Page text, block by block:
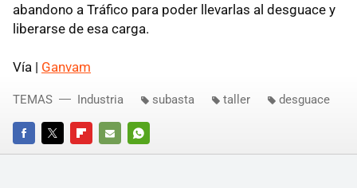
abandono a Tráfico para poder llevarlas al desguace y
liberarse de esa carga.
Vía | Ganvam
FACEBOOKTWITTERFLIPBOARD
E-
WHATSAPP
TEMAS Industria subasta taller desguace